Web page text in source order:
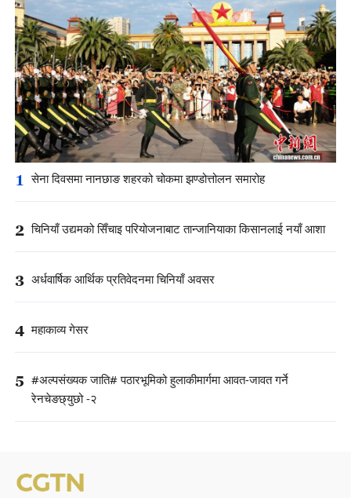
1 सेना दिवसमा नानछाङ शहरको चोकमा झण्डोत्तोलन समारोह
2 चिनियाँ उद्यमको सिँचाइ परियोजनाबाट तान्जानियाका किसानलाई नयाँ आशा
3 अर्धवार्षिक आर्थिक प्रतिवेदनमा चिनियाँ अवसर
4 महाकाव्य गेसर
5 #अल्पसंख्यक जाति# पठारभूमिको हुलाकीमार्गमा आवत-जावत गर्ने
रेनचेङछ्युछो -२